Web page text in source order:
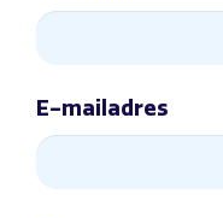
E-mailadres